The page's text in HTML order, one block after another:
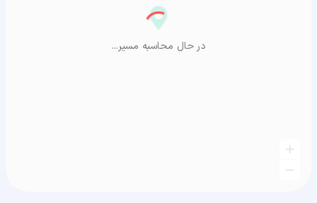
در حال محاسبه مسیر...